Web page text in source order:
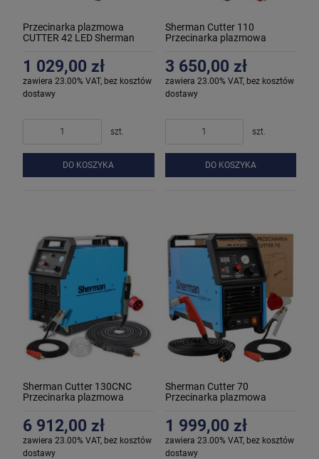
Przecinarka plazmowa
CUTTER 42 LED Sherman
1 029,00 zł
zawiera 23.00% VAT, bez kosztów
dostawy
szt.
DO KOSZYKA
Sherman Cutter 110
Przecinarka plazmowa
3 650,00 zł
zawiera 23.00% VAT, bez kosztów
dostawy
szt.
DO KOSZYKA
Sherman Cutter 130CNC
Przecinarka plazmowa
6 912,00 zł
zawiera 23.00% VAT, bez kosztów
dostawy
Sherman Cutter 70
Przecinarka plazmowa
1 999,00 zł
zawiera 23.00% VAT, bez kosztów
dostawy